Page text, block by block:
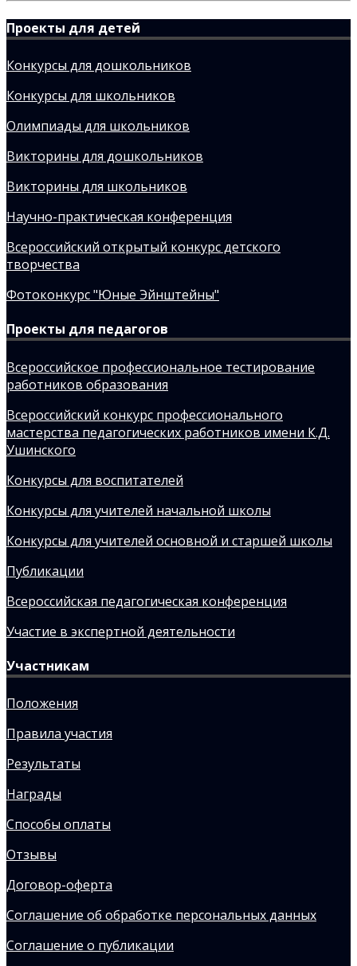
Проекты для детей
Конкурсы для дошкольников
Конкурсы для школьников
Олимпиады для школьников
Викторины для дошкольников
Викторины для школьников
Научно-практическая конференция
Всероссийский открытый конкурс детского
творчества
Фотоконкурс "Юные Эйнштейны"
Проекты для педагогов
Всероссийское профессиональное тестирование
работников образования
Всероссийский конкурс профессионального
мастерства педагогических работников имени К.Д.
Ушинского
Конкурсы для воспитателей
Конкурсы для учителей начальной школы
Конкурсы для учителей основной и старшей школы
Публикации
Всероссийская педагогическая конференция
Участие в экспертной деятельности
Участникам
Положения
Правила участия
Результаты
Награды
Способы оплаты
Отзывы
Договор-оферта
Соглашение об обработке персональных данных
Соглашение о публикации